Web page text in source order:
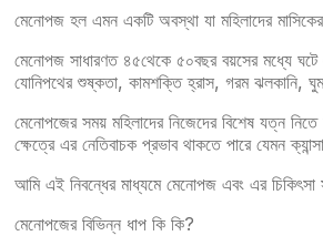
মেনোপজ হল এমন একটি অবস্থা যা মহিলাদের
মেনোপজ সাধারণত ৪৫থেকে ৫০বছর বয়সের মধ্যে
যোনিপথের শুষ্কতা, কামশক্তি হ্রাস, গরম ঝলকানি,
মেনোপজের সময় মহিলাদের নিজেদের বিশেষ যত্ন
ক্ষেত্রে এর নেতিবাচক প্রভাব থাকতে পারে যেমন
আমি এই নিবন্ধের মাধ্যমে মেনোপজ এবং এর চিকিৎসা
মেনোপজের বিভিন্ন ধাপ কি কি?